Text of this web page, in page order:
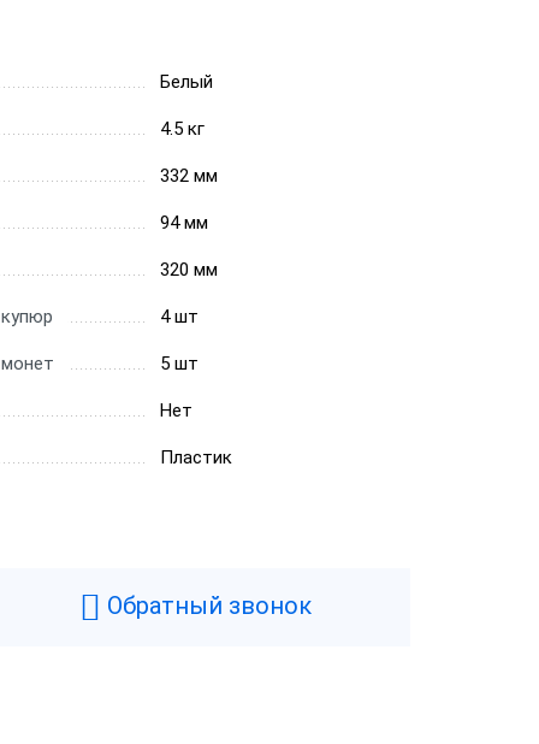
Белый
4.5 кг
332 мм
94 мм
320 мм
4 шт
5 шт
Нет
Пластик
Обратный звонок